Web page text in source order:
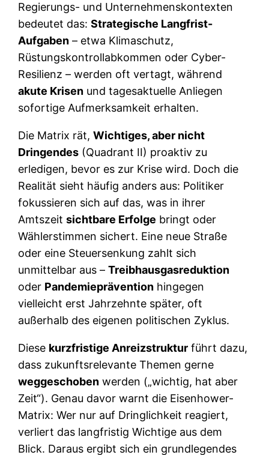
Regierungs- und Unternehmenskontexten
bedeutet das:Strategische Langfrist-
Aufgaben – etwa Klimaschutz,
Rüstungskontrollabkommen oder Cyber-
Resilienz – werden oft vertagt, während
akute Krisen und tagesaktuelle Anliegen
sofortige Aufmerksamkeit erhalten.
Die Matrix rät,Wichtiges, aber nicht
Dringendes (Quadrant II) proaktiv zu
erledigen, bevor es zur Krise wird. Doch die
Realität sieht häufig anders aus: Politiker
fokussieren sich auf das, was in ihrer
Amtszeitsichtbare Erfolge bringt oder
Wählerstimmen sichert. Eine neue Straße
oder eine Steuersenkung zahlt sich
unmittelbar aus –Treibhausgasreduktion
oder Pandemieprävention hingegen
vielleicht erst Jahrzehnte später, oft
außerhalb des eigenen politischen Zyklus.
Diese kurzfristige Anreizstruktur führt dazu,
dass zukunftsrelevante Themen gerne
weggeschoben werden („wichtig, hat aber
Zeit“). Genau davor warnt die Eisenhower-
Matrix: Wer nur auf Dringlichkeit reagiert,
verliert das langfristig Wichtige aus dem
Blick. Daraus ergibt sich ein grundlegendes